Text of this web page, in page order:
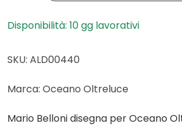
Disponibilità: 10 gg lavorativi
SKU: ALD00440
Marca: Oceano Oltreluce
Mario Belloni disegna per Oceano